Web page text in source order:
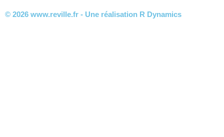
© 2026 www.reville.fr - Une réalisation R Dynamics